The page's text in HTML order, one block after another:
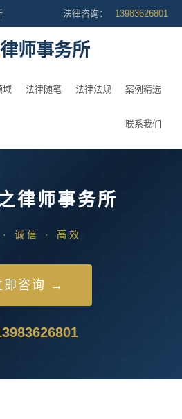
法律咨询： 13983626801
律师事务所
域 法律随笔 法律法规 案例精选
联系我们
律师事务所
诚信 · 高效
即咨询 →